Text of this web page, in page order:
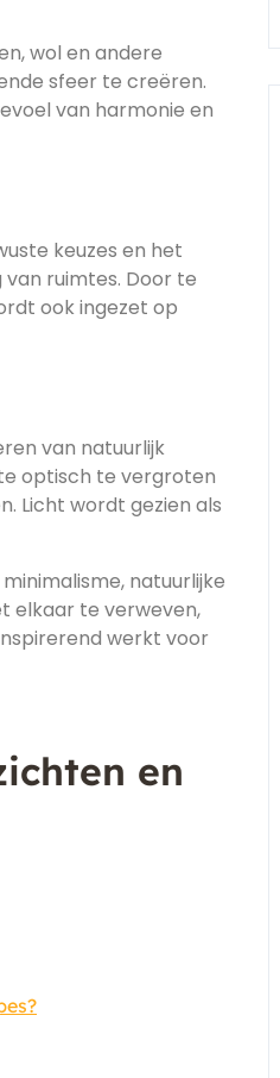
wol en andere
sfeer te creëren.
van harmonie en
keuzes en het
ruimtes. Door te
ook ingezet op
van natuurlijk
optisch te vergroten
Licht wordt gezien als
natuurlijke
elkaar te verweven,
werkt voor
en